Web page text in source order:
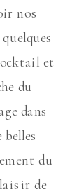
nos
et
du
dans
du
de